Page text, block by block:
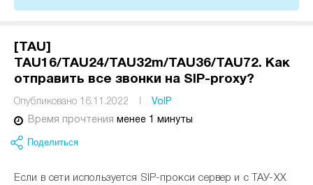
[TAU]
TAU16/TAU24/TAU32m/TAU36/TAU72. Как
отправить все звонки на SIP-proxy?
Опубликовано 16.11.2022
VoIP
Время прочтения менее 1 минуты
Поделиться
Если в сети используется SIP-прокси сервер и с ТАУ-XX